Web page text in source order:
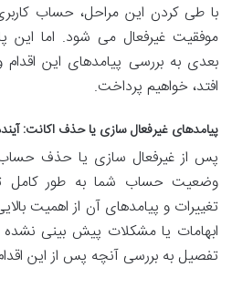
با طی کردن این مراحل، حساب
موفقیت غیرفعال می شود. اما این
بعدی به بررسی پیامدهای این
افتد، خواهیم پرداخت.
پیامدهای غیرفعال سازی یا حذف اکانت:
پس از غیرفعال سازی یا حذف
وضعیت حساب شما به طور کامل
تغییرات و پیامدهای آن از اهمیت
ابهامات یا مشکلات پیش بینی
تفصیل به بررسی آنچه پس از این